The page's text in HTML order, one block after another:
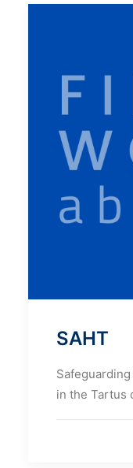
SAHT
in the Tartus